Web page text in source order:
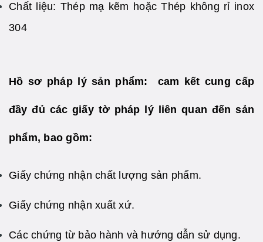
Chất liệu: Thép mạ kẽm hoặc Thép không rỉ inox
304
Hồ sơ pháp lý sản phẩm: cam kết cung cấp
đầy đủ các giấy tờ pháp lý liên quan đến sản
phẩm, bao gồm:
Giấy chứng nhận chất lượng sản phẩm.
Giấy chứng nhận xuất xứ.
Các chứng từ bảo hành và hướng dẫn sử dụng.